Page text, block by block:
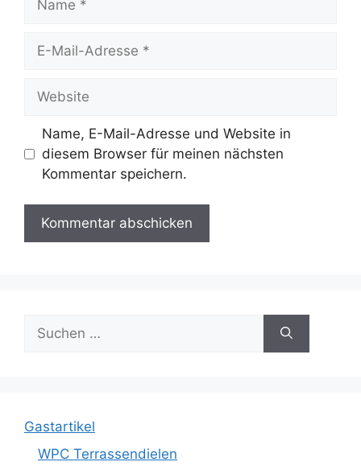
Mail-
Name, E-Mail-Adresse und Website in
diesem Browser für meinen nächsten
Kommentar speichern.
Suche
nach:
Gastartikel
WPC Terrassendielen